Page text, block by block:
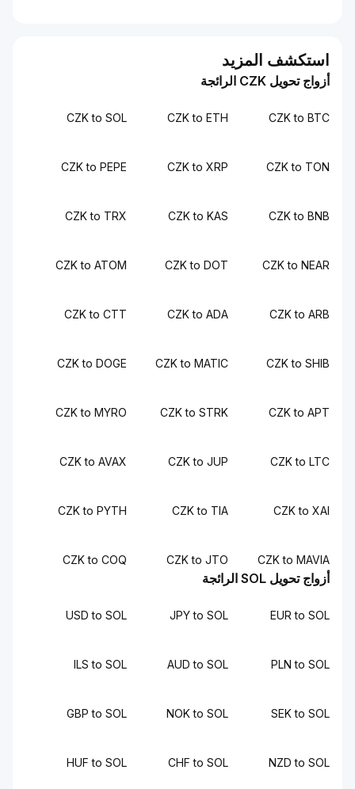
استكشف المزيد
أزواج تحويل CZK الرائجة
CZK to BTC
CZK to ETH
CZK to SOL
CZK to TON
CZK to XRP
CZK to PEPE
CZK to BNB
CZK to KAS
CZK to TRX
CZK to NEAR
CZK to DOT
CZK to ATOM
CZK to ARB
CZK to ADA
CZK to CTT
CZK to SHIB
CZK to MATIC
CZK to DOGE
CZK to APT
CZK to STRK
CZK to MYRO
CZK to LTC
CZK to JUP
CZK to AVAX
CZK to XAI
CZK to TIA
CZK to PYTH
CZK to MAVIA
CZK to JTO
CZK to COQ
أزواج تحويل SOL الرائجة
EUR to SOL
JPY to SOL
USD to SOL
PLN to SOL
AUD to SOL
ILS to SOL
SEK to SOL
NOK to SOL
GBP to SOL
NZD to SOL
CHF to SOL
HUF to SOL